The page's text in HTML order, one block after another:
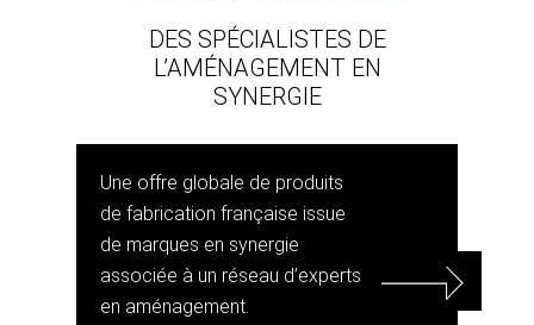
DES SPÉCIALISTES DE
L’AMÉNAGEMENT EN
SYNERGIE
Une offre globale de produits
de fabrication française issue
de marques en synergie
associée à un réseau d’experts
en aménagement.